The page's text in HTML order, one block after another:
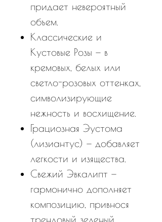
придает невероятный
объем.
Классические и
Кустовые Розы — в
кремовых, белых или
светло-розовых оттенках,
символизирующие
нежность и восхищение.
Грациозная Эустома
(лизиантус) — добавляет
легкости и изящества.
Свежий Эвкалипт —
гармонично дополняет
композицию, привнося
трендовый зеленый